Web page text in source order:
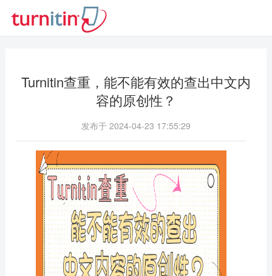
Turnitin查重，能不能有效的查出中文内
容的原创性？
发布于 2024-04-23 17:55:29